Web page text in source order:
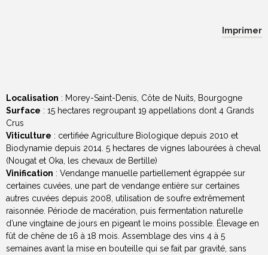
Imprimer
Localisation : Morey-Saint-Denis, Côte de Nuits, Bourgogne
Surface : 15 hectares regroupant 19 appellations dont 4 Grands
Crus
Viticulture : certifiée Agriculture Biologique depuis 2010 et
Biodynamie depuis 2014. 5 hectares de vignes labourées à cheval
(Nougat et Oka, les chevaux de Bertille)
Vinification : Vendange manuelle partiellement égrappée sur
certaines cuvées, une part de vendange entière sur certaines
autres cuvées depuis 2008, utilisation de soufre extrêmement
raisonnée. Période de macération, puis fermentation naturelle
d’une vingtaine de jours en pigeant le moins possible. Élevage en
fût de chêne de 16 à 18 mois. Assemblage des vins 4 à 5
semaines avant la mise en bouteille qui se fait par gravité, sans